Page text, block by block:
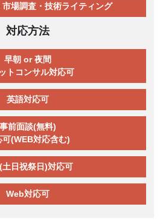
場調査・技術ライティング
対応方法
早朝 or 夜間
トコンサル対応可
英語対応可
事前面談(無料)
可(WEB対応含む)
土日祝祭日)対応可
Web対応可